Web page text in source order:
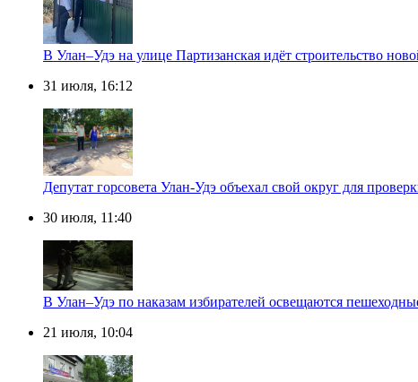
В Улан–Удэ на улице Партизанская идёт строительство
31 июля, 16:12
Депутат горсовета Улан-Удэ объехал свой округ для
30 июля, 11:40
В Улан–Удэ по наказам избирателей освещаются
21 июля, 10:04